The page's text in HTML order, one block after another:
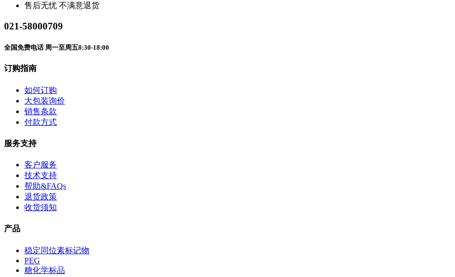
售后无忧 不满意退货
021-58000709
全国免费电话 周一至周五8:30-18:00
订购指南
如何订购
大包装询价
销售条款
付款方式
服务支持
客户服务
技术支持
帮助&FAQs
退货政策
收货须知
产品
稳定同位素标记物
PEG
糖化学标品